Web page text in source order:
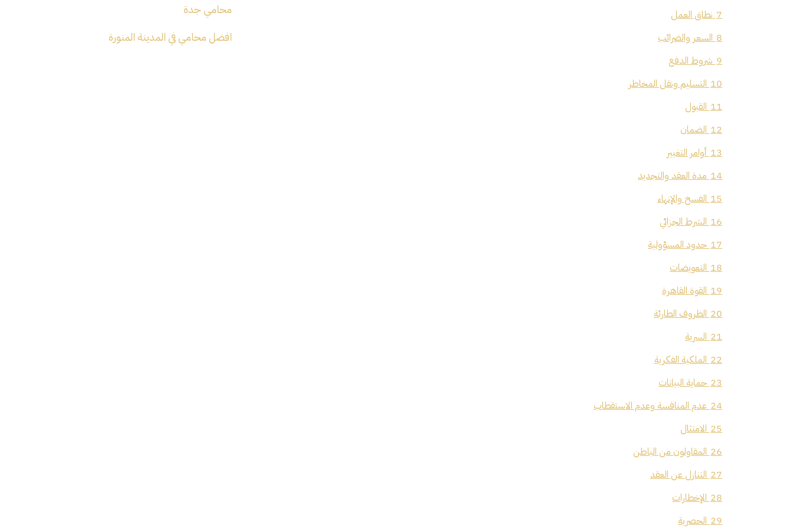
7 نطاق العمل
8 السعر والضرائب
9 شروط الدفع
10 التسليم ونقل المخاطر
11 القبول
12 الضمان
13 أوامر التغيير
14 مدة العقد والتجديد
15 الفسخ والإنهاء
16 الشرط الجزائي
17 حدود المسؤولية
18 التعويضات
19 القوة القاهرة
20 الظروف الطارئة
21 السرية
22 الملكية الفكرية
23 حماية البيانات
24 عدم المنافسة وعدم الاستقطاب
25 الامتثال
26 المقاولون من الباطن
27 التنازل عن العقد
28 الإخطارات
29 الحصرية
محامي جدة
افضل محامي في المدينة المنورة